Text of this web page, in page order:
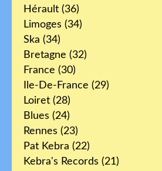
Hérault (36)
Limoges (34)
Ska (34)
Bretagne (32)
France (30)
Ile-De-France (29)
Loiret (28)
Blues (24)
Rennes (23)
Pat Kebra (22)
Kebra's Records (21)